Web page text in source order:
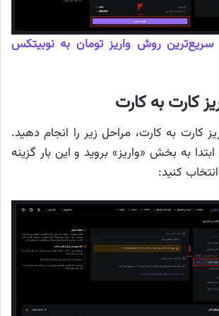
سریع‌ترین روش واریز تومان به نوبیتکس
کارت به کارت
کارت به کارت، مراحل زیر را انجام دهید.
به بخش «واریز» بروید و این بار گزینه
کنید: